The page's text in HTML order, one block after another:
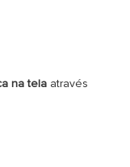
na telaatravés